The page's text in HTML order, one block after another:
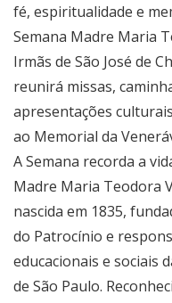
fé, espiritualidade e
Semana Madre Maria
Irmãs de São José de
reunirá missas,
apresentações
ao Memorial da
A Semana recorda a
Madre Maria Teodora
nascida em 1835,
do Patrocínio e
educacionais e sociais
de São Paulo.